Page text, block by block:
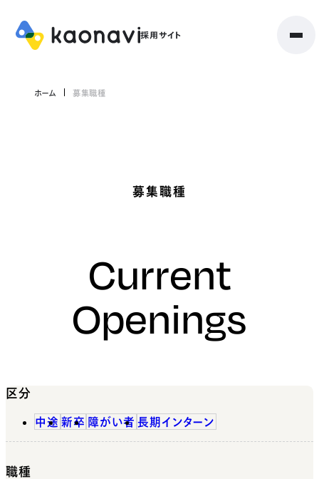
ホーム 募集職種
募集職種
Current
Openings
区分
中途 新卒 障がい者 長期インターン
職種